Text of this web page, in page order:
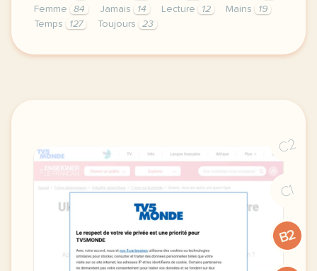
Femme
84 Jamais 14 Lecture 12 Mains
19
Temps
127 Toujours 23
un club lecture en classe de fle c est motivant
C2
C1
B2